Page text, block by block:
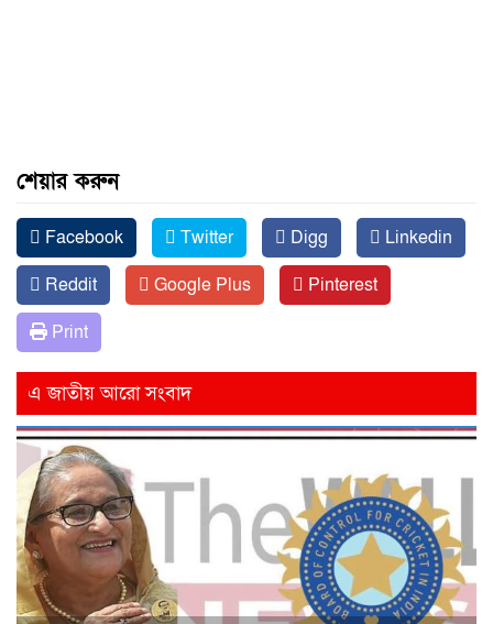
শেয়ার করুন
Facebook Twitter Digg
Linkedin
Reddit
Google Plus
Pinterest
Print
এ জাতীয় আরো সংবাদ